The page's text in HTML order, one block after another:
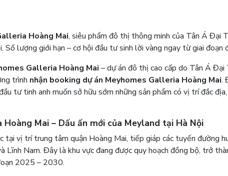
Hoàng Mai, siêu phẩm đô thị thông minh của Tân Á Đại
lượng giới hạn – cơ hội đầu tư sinh lời vàng ngay từ giai đoạn
Galleria Hoàng Mai – dự án đô thị cao cấp do Tân Á Đại
trình nhận booking dự án Meyhomes Galleria Hoàng Mai.
tư tinh anh muốn sở hữu sớm những sản phẩm có vị trí đắc
Mai – Dấu ấn mới của Meyland tại Hà Nội
tại vị trí trung tâm quận Hoàng Mai, tiếp giáp các tuyến đường
Lĩnh Nam. Đây là khu vực đang được quy hoạch đồng bộ, trở
2025 – 2030.